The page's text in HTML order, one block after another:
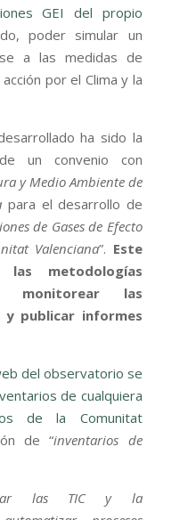
GEI del propio
poder simular un
a las medidas de
por el Clima y la
ha sido la
un convenio con
y Medio Ambiente de
para el desarrollo de
de Gases de Efecto
Valenciana”. Este
las metodologías
monitorear las
y publicar informes
del observatorio se
de cualquiera
de la Comunitat
de “inventarios de
las TIC y la